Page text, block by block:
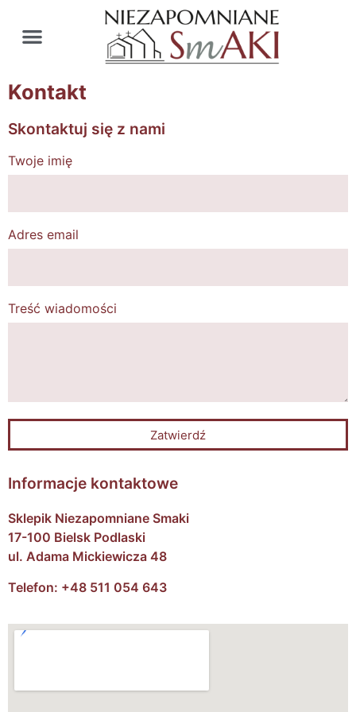
Kontakt
Skontaktuj się z nami
Twoje imię
Adres email
Treść wiadomości
Zatwierdź
Informacje kontaktowe
Sklepik Niezapomniane Smaki
17-100 Bielsk Podlaski
ul. Adama Mickiewicza 48
Telefon: +48 511 054 643